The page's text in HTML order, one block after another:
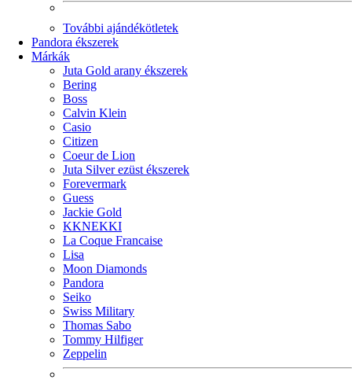
További ajándékötletek
Pandora ékszerek
Márkák
Juta Gold arany ékszerek
Bering
Boss
Calvin Klein
Casio
Citizen
Coeur de Lion
Juta Silver ezüst ékszerek
Forevermark
Guess
Jackie Gold
KKNEKKI
La Coque Francaise
Lisa
Moon Diamonds
Pandora
Seiko
Swiss Military
Thomas Sabo
Tommy Hilfiger
Zeppelin